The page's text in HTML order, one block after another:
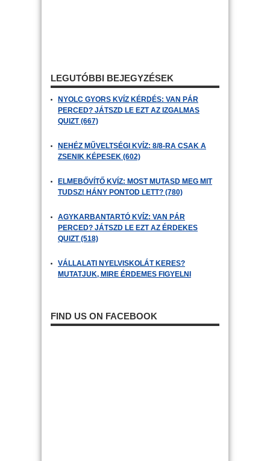
LEGUTÓBBI BEJEGYZÉSEK
NYOLC GYORS KVÍZ KÉRDÉS: VAN PÁR
PERCED? JÁTSZD LE EZT AZ IZGALMAS
QUIZT (667)
NEHÉZ MŰVELTSÉGI KVÍZ: 8/8-RA CSAK A
ZSENIK KÉPESEK (602)
ELMEBŐVÍTŐ KVÍZ: MOST MUTASD MEG MIT
TUDSZ! HÁNY PONTOD LETT? (780)
AGYKARBANTARTÓ KVÍZ: VAN PÁR
PERCED? JÁTSZD LE EZT AZ ÉRDEKES
QUIZT (518)
VÁLLALATI NYELVISKOLÁT KERES?
MUTATJUK, MIRE ÉRDEMES FIGYELNI
FIND US ON FACEBOOK